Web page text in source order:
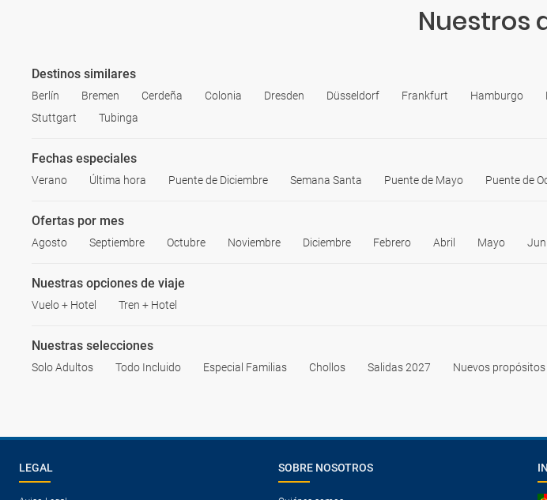
Nuestros
Destinos similares
Berlín Bremen Cerdeña Colonia Dresden Düsseldorf Frankfurt Hamburgo
Stuttgart
Tubinga
Fechas especiales
Verano Última hora Puente de Diciembre Semana Santa Puente de Mayo Puente de
Ofertas por mes
Agosto Septiembre Octubre Noviembre Diciembre Febrero Abril Mayo
Nuestras opciones de viaje
Vuelo + Hotel Tren + Hotel
Nuestras selecciones
Solo Adultos Todo Incluido Especial Familias Chollos Salidas 2027 Nuevos propósitos
LEGAL SOBRE NOSOTROS